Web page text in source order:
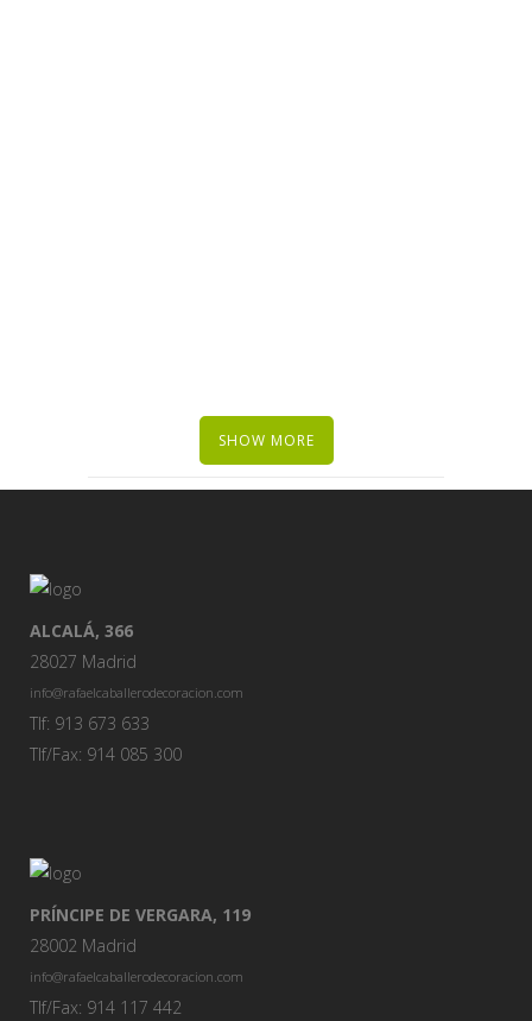
SHOW MORE
ALCALÁ, 366
28027 Madrid
info@rafaelcaballerodecoracion.com
Tlf: 913 673 633
Tlf/Fax: 914 085 300
PRÍNCIPE DE VERGARA, 119
28002 Madrid
info@rafaelcaballerodecoracion.com
Tlf/Fax: 914 117 442